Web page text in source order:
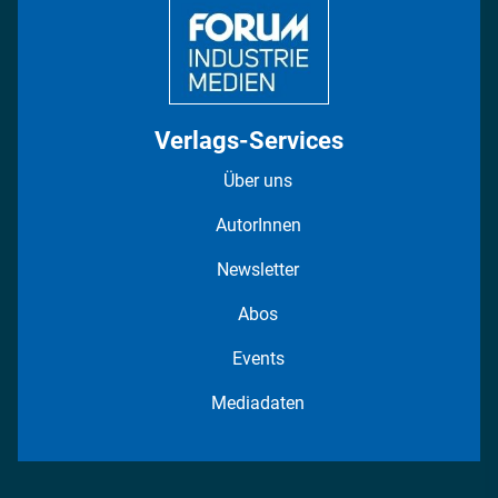
Verlags-Services
Über uns
AutorInnen
Newsletter
Abos
Events
Mediadaten